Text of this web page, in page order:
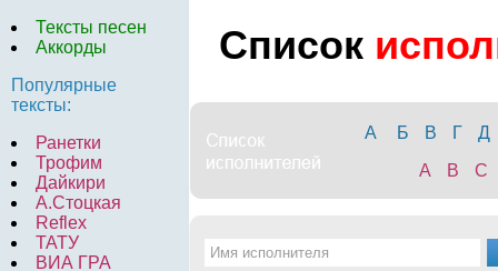
Тексты песен
Аккорды
Популярные
тексты:
Ранетки
Трофим
Дайкири
А.Стоцкая
Reflex
ТАТУ
ВИА ГРА
Список
А Б В Г
Д
A
B C